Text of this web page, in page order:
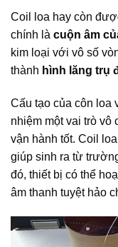
Coil loa hay còn
chính là cuộn âm
kim loại với vô số
thành hình lăng trụ
Cấu tạo của côn loa
nhiệm một vai trò vô
vận hành tốt. Coil
giúp sinh ra từ
đó, thiết bị có thể
âm thanh tuyệt hảo